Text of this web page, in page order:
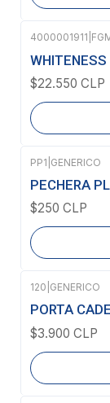
Agotado
4000001911
$22.550 CLP
Agotado
PP1 GENERICO
PECHERA
$250 CLP
Agotado
120 GENERICO
PORTA
$3.900 CLP